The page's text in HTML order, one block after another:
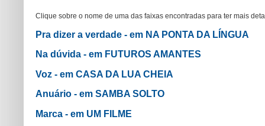
Clique sobre o nome de uma das faixas encontradas para ter mais
Pra dizer a verdade - em NA PONTA DA LÍNGUA
Na dúvida - em FUTUROS AMANTES
Voz - em CASA DA LUA CHEIA
Anuário - em SAMBA SOLTO
Marca - em UM FILME